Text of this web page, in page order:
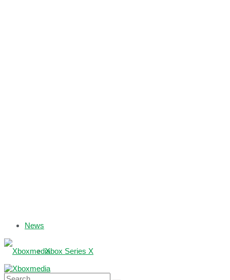
News
Xbox Series X